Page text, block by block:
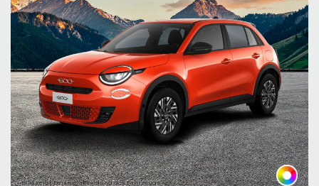
Bild zeigt Beispielabbildung des Fahrzeugs